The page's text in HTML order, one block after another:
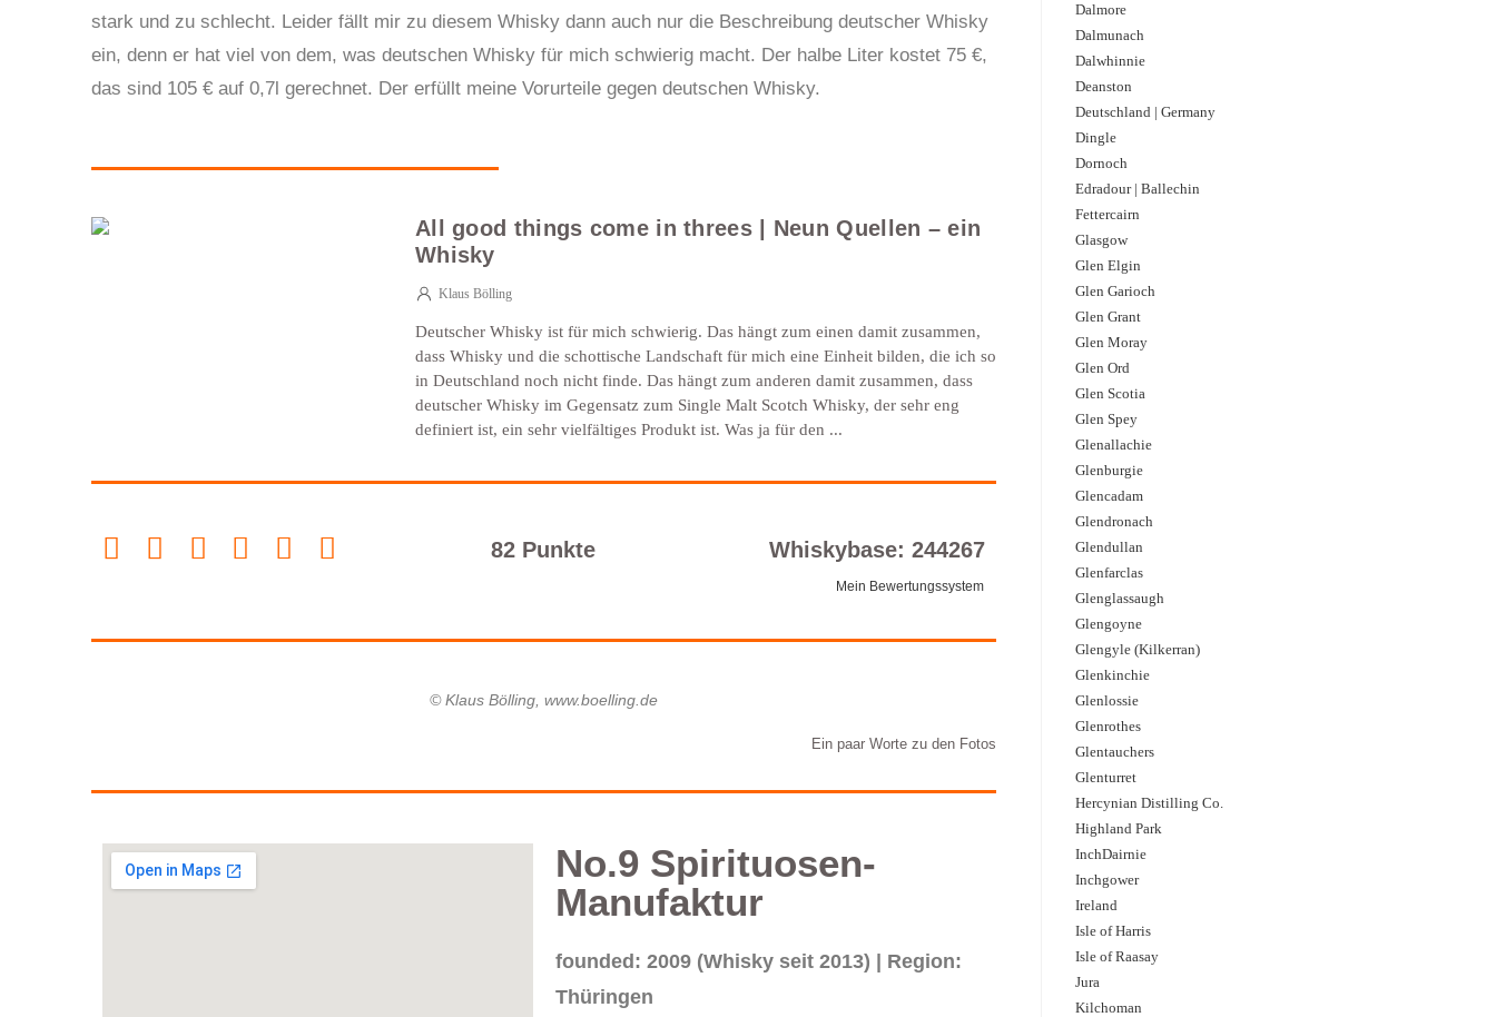
stark und zu schlecht. Leider fällt mir zu diesem Whisky dann auch nur die Beschreibung deutscher Whisky
ein, denn er hat viel von dem, was deutschen Whisky für mich schwierig macht. Der halbe Liter kostet 75 €,
das sind 105 € auf 0,7l gerechnet. Der erfüllt meine Vorurteile gegen deutschen Whisky.
All good things come in threes | Neun Quellen – ein
Whisky
Klaus Bölling
Deutscher Whisky ist für mich schwierig. Das hängt zum einen damit zusammen,
dass Whisky und die schottische Landschaft für mich eine Einheit bilden, die ich so
in Deutschland noch nicht finde. Das hängt zum anderen damit zusammen, dass
deutscher Whisky im Gegensatz zum Single Malt Scotch Whisky, der sehr eng
definiert ist, ein sehr vielfältiges Produkt ist. Was ja für den ...
82 Punkte Whiskybase: 244267
Mein Bewertungssystem
© Klaus Bölling, www.boelling.de
Ein paar Worte zu den Fotos
No.9 Spirituosen-
Manufaktur
founded: 2009 (Whisky seit 2013) | Region:
Thüringen
Dalmore​
Dalmunach
Dalwhinnie
Deanston
Deutschland | Germany
Dingle
Dornoch
Edradour | Ballechin
Fettercairn
Glasgow
Glen Elgin
Glen Garioch
Glen Grant
Glen Moray
Glen Ord
Glen Scotia
Glen Spey
Glenallachie
Glenburgie
Glencadam
Glendronach
Glendullan
Glenfarclas
Glenglassaugh
Glengoyne
Glengyle (Kilkerran)
Glenkinchie
Glenlossie
Glenrothes
Glentauchers
Glenturret
Hercynian Distilling Co.
Highland Park
InchDairnie
Inchgower
Ireland
Isle of Harris
Isle of Raasay
Jura
Kilchoman